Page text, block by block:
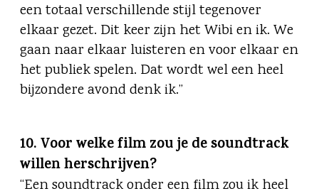
een totaal verschillende stijl tegenover
elkaar gezet. Dit keer zijn het Wibi en ik. We
gaan naar elkaar luisteren en voor elkaar en
het publiek spelen. Dat wordt wel een heel
bijzondere avond denk ik.”
10. Voor welke film zou je de soundtrack
willen herschrijven?
“Een soundtrack onder een film zou ik heel